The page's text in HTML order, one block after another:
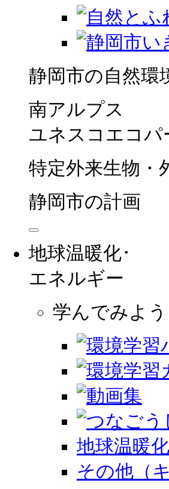
静岡市の自然環
南アルプス
ユネスコエコパ
特定外来生物・
静岡市の計画
地球温暖化･
エネルギー
学んでみよ
地球温暖
その他（